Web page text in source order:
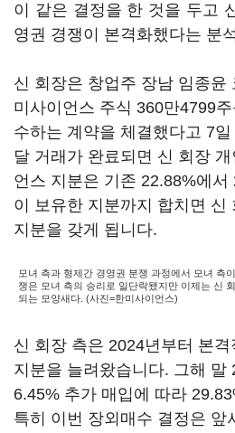
이 같은 결정을 한 것을 두고
영권 경쟁이 본격화했다는 분
신 회장은 창업주 장남 임종윤
미사이언스 주식 360만4799
수하는 계약을 체결했다고 7
달 거래가 완료되면 신 회장 개
언스 지분은 기존 22.88%에서
이 보유한 지분까지 합치면 신
지분을 갖게 됩니다.
모녀 측과 형제간 경영권 분쟁 과정에서 모녀 측
쟁은 모녀 측의 승리로 일단락됐지만 이제는 신
되는 모양새다. (사진=한미사이언스)
신 회장 측은 2024년부터 본
지분을 늘려왔습니다. 그해 말
6.45% 추가 매입에 따라
특히 이번 장외매수 결정은 앞